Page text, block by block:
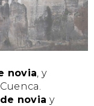
novia , y
novia y